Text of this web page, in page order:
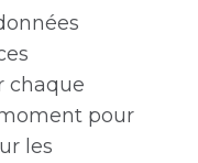
chaque
pour
les